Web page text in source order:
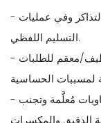
- اجعل طلبات مسببات الحساسية واضحة على التذاكر وفي عمليات
التسليم اللفظي.
- استخدم أدوات نظيفة وأواني نظيفة وسطح نظيف/معقم للطلبات
- قم بتخزين المكونات المسببة للحساسية في حاويات مُعلَّمة وتجنب
الدقيق والمكسرات